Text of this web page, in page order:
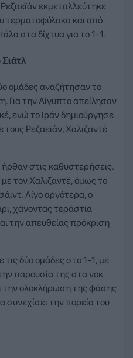
εκμεταλλεύτηκε
τερματοφύλακα και από
στα δίχτυα για το 1-1.
ομάδες αναζήτησαν το
Για την Αίγυπτο απείλησαν
ενώ το Ιράν δημιούργησε
Ρεζαεϊάν, Χαλιζαντέ
στις καθυστερήσεις.
τον Χαλιζαντέ, όμως το
Λίγο αργότερα, ο
χάνοντας τεράστια
την απευθείας πρόκριση
δύο ομάδες στο 1-1, με
παρουσία της στα νοκ
την ολοκλήρωση της φάσης
συνεχίσει την πορεία του